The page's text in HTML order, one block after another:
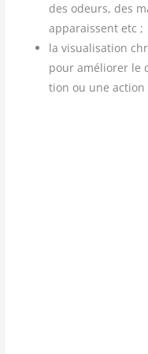
des odeurs, des
appa­raissent etc ;
la visua­li­sa­tion
pour amé­lio­rer le
tion ou une action